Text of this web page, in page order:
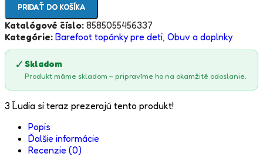
PRIDAŤ DO KOŠÍKA
Katalógové číslo: 8585055456337
Kategórie: Barefoot topánky pre deti, Obuv a doplnky
✓ Skladom
Produkt máme skladom – pripravíme ho na okamžité odoslanie.
3 Ľudia si teraz prezerajú tento produkt!
Popis
Ďalšie informácie
Recenzie (0)